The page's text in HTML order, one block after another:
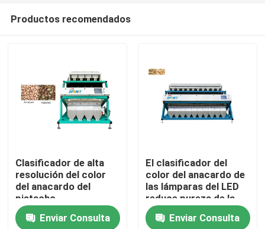
Inicio
Sobre nosotros
Productos recomendados
Clasificador de alta
resolución del color
del anacardo del
pistacho
Enviar Consulta
El clasificador del
color del anacardo de
las lámparas del LED
reduce pureza de la
tarifa 99,9% de la
fracturaEnviar Consulta